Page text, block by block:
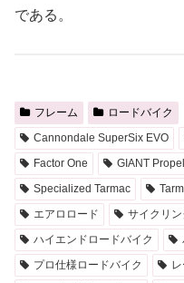
である。
フレーム ロードバイク
Cannondale SuperSix EVO
Factor One
GIANT Propel
Specialized Tarmac
エアロロード
サイクリ
ハイエンドロードバイク
プロ仕様ロードバイク